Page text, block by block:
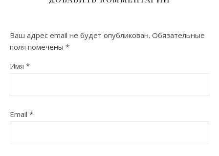
Ваш адрес email не будет опубликован. Обязательные
поля помечены *
Имя *
Email *